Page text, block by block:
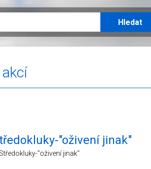
"oživení jinak"
"oživení jinak"